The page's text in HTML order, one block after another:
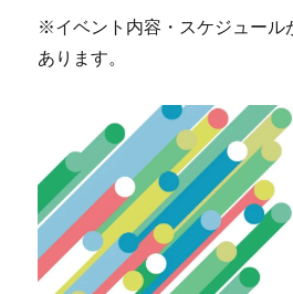
※イベント内容・スケジュール
あります。